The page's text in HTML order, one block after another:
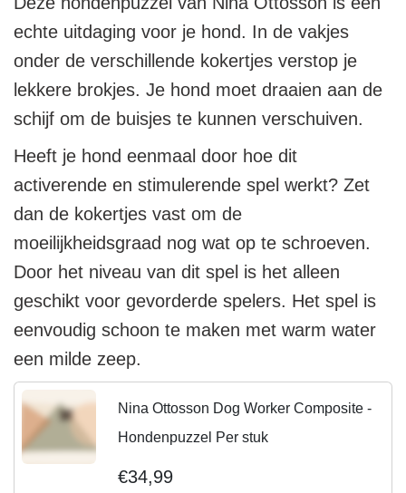
echte uitdaging voor je hond. In de vakjes
onder de verschillende kokertjes verstop je
lekkere brokjes. Je hond moet draaien aan de
schijf om de buisjes te kunnen verschuiven.
Heeft je hond eenmaal door hoe dit
activerende en stimulerende spel werkt? Zet
dan de kokertjes vast om de
moeilijkheidsgraad nog wat op te schroeven.
Door het niveau van dit spel is het alleen
geschikt voor gevorderde spelers. Het spel is
eenvoudig schoon te maken met warm water
een milde zeep.
Nina Ottosson Dog Worker Composite -
Hondenpuzzel Per stuk
€34,99